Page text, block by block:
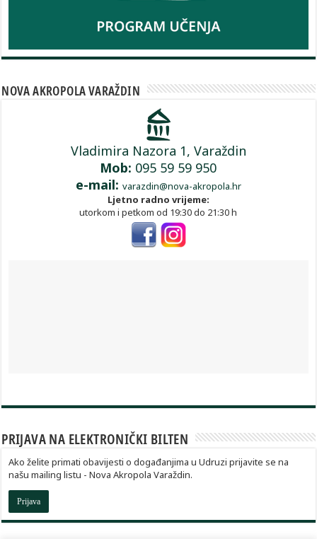
NOVA AKROPOLA VARAŽDIN
Vladimira Nazora 1, Varaždin
Mob: 095 59 59 950
e-mail: varazdin@nova-akropola.hr
Ljetno radno vrijeme:
utorkom i petkom od 19:30 do 21:30 h
PRIJAVA NA ELEKTRONIČKI BILTEN
Ako želite primati obavijesti o događanjima u Udruzi prijavite se na
našu mailing listu - Nova Akropola Varaždin.
Prijava